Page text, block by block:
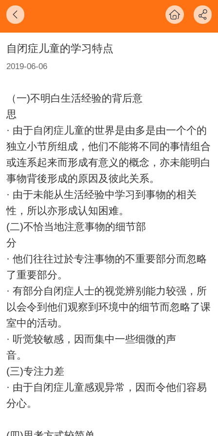
自闭症儿童的学习特点
2019-06-06
（一)不明白生活经验的背后意
思
· 由于自闭症儿童的世界是由多是由一个个的
独立小节所组成，他们不能将不同的事情组合
或连系起来而形成有意义的概念，亦未能明白
事物背後形成的原因及彼此关系。
· 由于未能从生活经验中学习到事物的相关
性，所以亦形成认知困难。
(二)不恰当地注意事物的细节部
分
· 他们往往过於专注事物的不重要部分而忽略
了重要部分。
· 有部分自闭症人士的视觉辨别能力较强，所
以会令到他们观察到环境中的细节而忽略了课
室中的活动。
· 听觉较敏感，因而集中一些细微的声
音。
(三)专注力差
· 由于自闭症儿童感观异常，因而令他们容易
分心。